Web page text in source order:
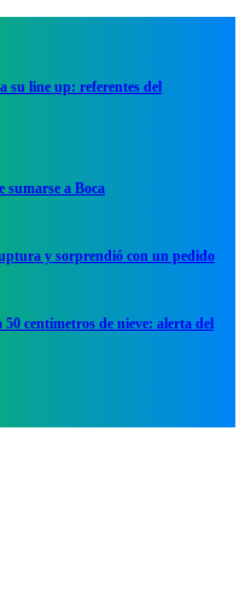
su line up: referentes del
sumarse a Boca
y sorprendió con un pedido
centímetros de nieve: alerta del